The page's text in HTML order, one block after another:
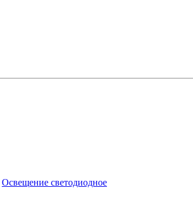
Освещение светодиодное